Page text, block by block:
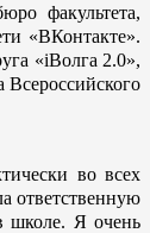
факультета,
«ВКонтакте».
«iВолга 2.0»,
во всех
ответственную
школе. Я очень